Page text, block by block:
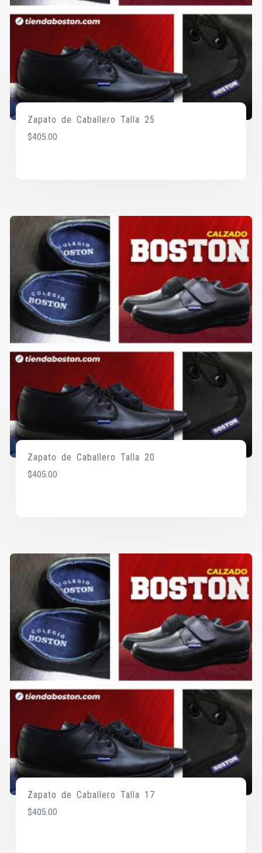
Zapato de Caballero Talla 25
$405.00
Zapato de Caballero Talla 20
$405.00
Zapato de Caballero Talla 17
$405.00